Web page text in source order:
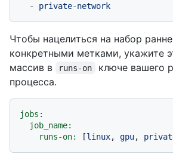
-
private-network
Чтобы нацелиться на набор
конкретными метками, укажите
массив в
runs-on
ключе вашего
процесса.
jobs:
job_name:
runs-on:
[linux, gpu,